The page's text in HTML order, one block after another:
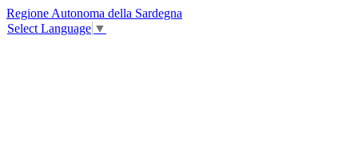
Regione Autonoma della Sardegna
Select Language ▼